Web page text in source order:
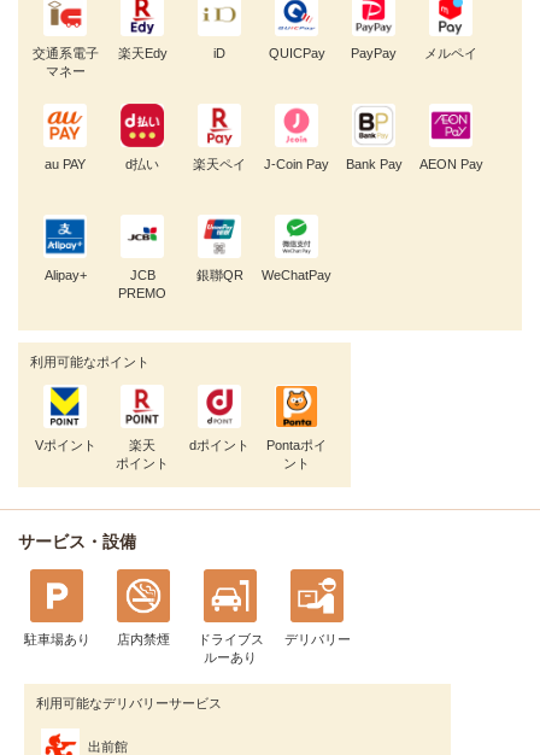
交通系電子
マネー
楽天Edy iD QUICPay PayPay メルペイ
au PAY d払い 楽天ペイ J-Coin Pay Bank Pay AEON Pay
Alipay+
JCB
PREMO
銀聯QR WeChatPay
利用可能なポイント
Vポイント
楽天
ポイント
dポイント
Pontaポイ
ント
サービス・設備
駐車場あり 店内禁煙
ドライブス
ルーあり
デリバリー
利用可能なデリバリーサービス
出前館